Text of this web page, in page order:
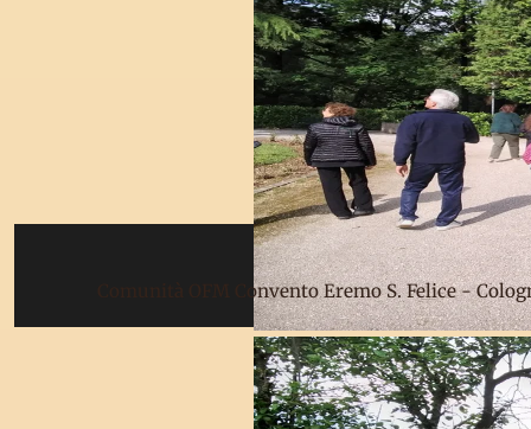
Comunità OFM Convento Eremo S. Felice -